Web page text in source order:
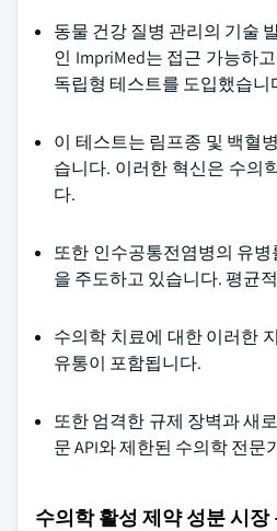
동물 건강 질병 관리의 기술
인 ImpriMed는 접근 가능하
독립형 테스트를 도입했습니
이 테스트는 림프종 및 백혈
습니다. 이러한 혁신은 수의
다.
또한 인수공통전염병의 유
을 주도하고 있습니다. 평균
수의학 치료에 대한 이러한
유통이 포함됩니다.
또한 엄격한 규제 장벽과 새
문 API와 제한된 수의학 전
수의학 활성 제약 성분 시장